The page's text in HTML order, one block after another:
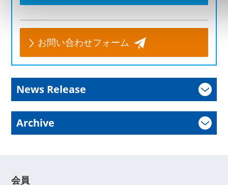
お問い合わせフォーム
News Release
Archive
会員